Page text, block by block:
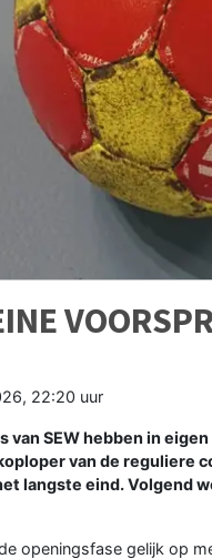
22:20 uur
van SEW hebben in
van de
langste eind. Volgend
openingsfase gelijk op